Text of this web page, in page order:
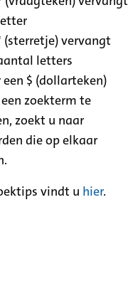
(sterretje) vervangt
letters
een $ (dollarteken)
zoekterm te
zoekt u naar
die op elkaar
vindt u hier.